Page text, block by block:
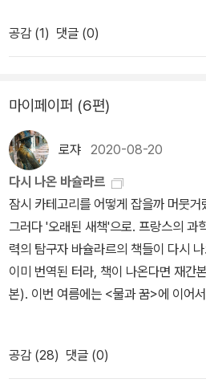
기토 에르고 숨(나는 생각한다, 그러
발한 것입니다. 이 부분이 아주 어려웠
재는 시인이 그에게 가져다주는 모든
상이 세계를 열어주고 확대해주는 관념
을 의미하는 것으로 몽상은 우리로 하
와주고, 세계의 행복 속에 자리잡도록
의 대상을 우주의 단계로 승화시킨 것
지와 의지의 몽상>이나 <대지와 휴식
입니다.몽상에 관한 다양한 시들을 인
기 위하여 책을 읽는 것에 대한 언급이
현대적 정신 현상의 차원이다. 이 차원
정신적 현상들을 옮기는 작업이다. 씌
실로 간주해야 한다. 책은 항구적이다.
대상처럼 있다. 그것은 저자 자신도 지
로운 권위를 드러내면서 당신에게 이야
비슷했다. 몇 년에 한 번 꾸는 꿈에서
추락하며 그 추락의 무서움을 겪으며
그러고는 식은땀을 흘리며 깼다. 떨어
진짜 현실로 드러나고 있는 것이 아닌
나에게 아주 가끔 나타나는 현실이며,
상황은 매번 다르기에 낯설고, 그래서
그것은 일부러 내가 찾는 것이다. 마주
선을 돌릴 때, 나는 스윽.. 하고 다른 차
적지를 향해 걷다가 문제 없는 실마리
은 보도블록으로부터 10센티미터쯤
슐라르는 ‘몽상의 언덕’을 따라 의식은
흐려진다. 고 말한다. 몽상은 아니마가
비슷한 것인 듯 하다. 온천에 몸을 담
점점 더 빠져 들기가 힘들다. 점점 더..
가는 것만 같다…
공감 (1) 댓글 (0)
마이페이퍼 (6편)
로쟈 2020-08-20
다시 나온 바슐라르
잠시 카테고리를 어떻게 잡을까 머뭇
그러다 '오래된 새책'으로. 프랑스의 과
력의 탐구자 바슐라르의 책들이 다시
이미 번역된 터라, 책이 나온다면 재간
본). 이번 여름에는 <물과 꿈>에 이어
만에 나온 재간본이다). '신화 종교 상
하지 않고 주요 저작의 번역 현황을 짚어본다
공감 (28) 댓글 (0)